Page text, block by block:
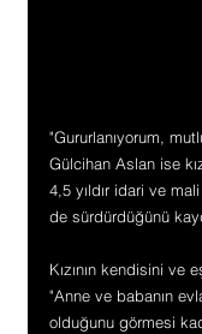
"Gururlanıyorum,
Gülcihan Aslan ise
4,5 yıldır idari ve
de sürdürdüğünü
Kızının kendisini ve
"Anne ve babanın
olduğunu görmesi